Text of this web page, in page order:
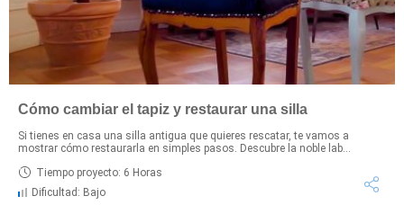
Cómo cambiar el tapiz y restaurar una silla
Si tienes en casa una silla antigua que quieres rescatar, te vamos a
mostrar cómo restaurarla en simples pasos. Descubre la noble lab...
Tiempo proyecto: 6 Horas
Dificultad: Bajo